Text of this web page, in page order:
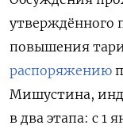
утверждённого
повышения
распоряжению
Мишустина,
в два этапа: с 1